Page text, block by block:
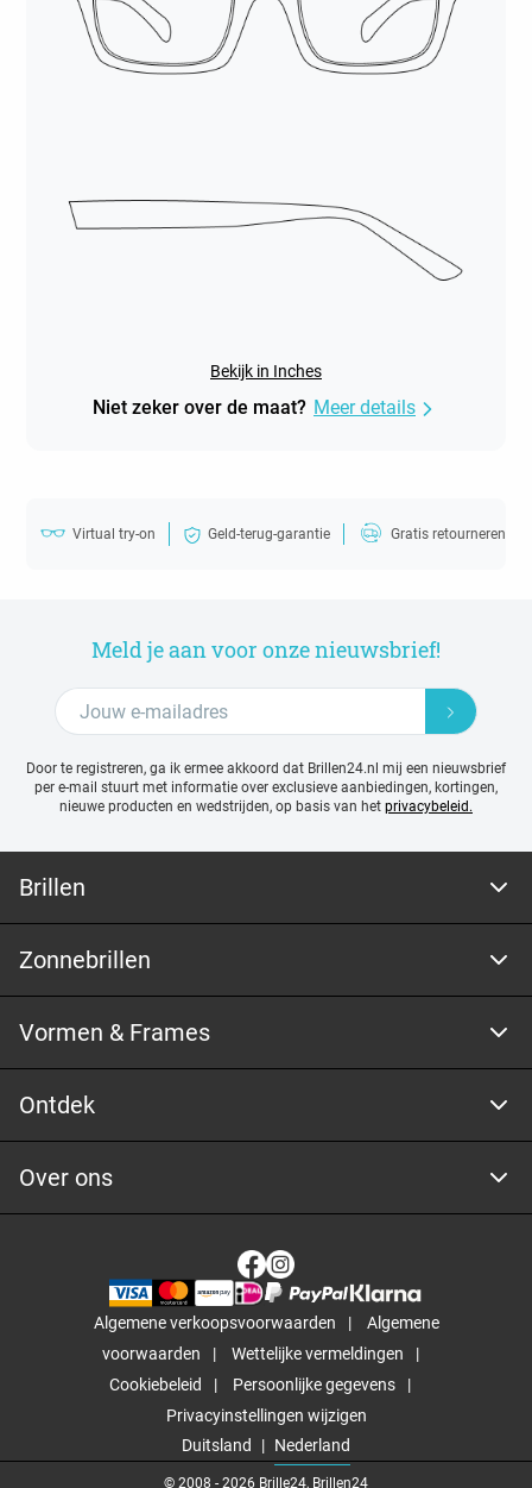
Bekijk in Inches
Niet zeker over de maat? Meer details
Virtual try-on Geld-terug-garantie Gratis retourneren
Meld je aan voor onze nieuwsbrief!
Door te registreren, ga ik ermee akkoord dat Brillen24.nl mij een nieuwsbrief
per e-mail stuurt met informatie over exclusieve aanbiedingen, kortingen,
nieuwe producten en wedstrijden, op basis van het privacybeleid.
Brillen
Zonnebrillen
Vormen & Frames
Ontdek
Over ons
Algemene verkoopsvoorwaarden
Algemene
voorwaarden
Wettelijke vermeldingen
Cookiebeleid
Persoonlijke gegevens
Privacyinstellingen wijzigen
Duitsland
Nederland
© 2008 - 2026 Brille24, Brillen24